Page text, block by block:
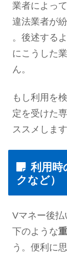
業者によっ
違法業者が
。後述する
にこうした
ん。
もし利用を
定を受けた
ススメします
利用時
クなど）
Vマネー後
下のような
う。便利に